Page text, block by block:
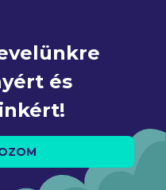
és